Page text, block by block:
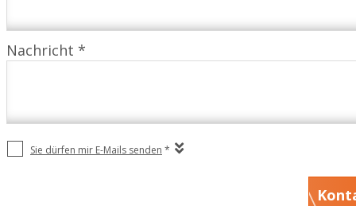
Nachricht *
Sie dürfen mir E-Mails senden *